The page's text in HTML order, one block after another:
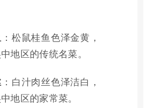
：松鼠桂鱼色泽金黄，
地区的传统名菜。
：白汁肉丝色泽洁白，
地区的家常菜。